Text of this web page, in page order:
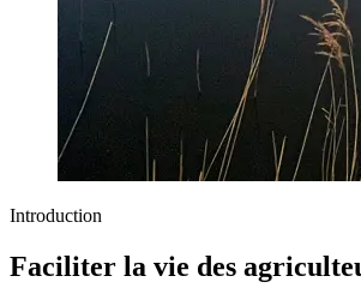
Introduction
Faciliter la vie des